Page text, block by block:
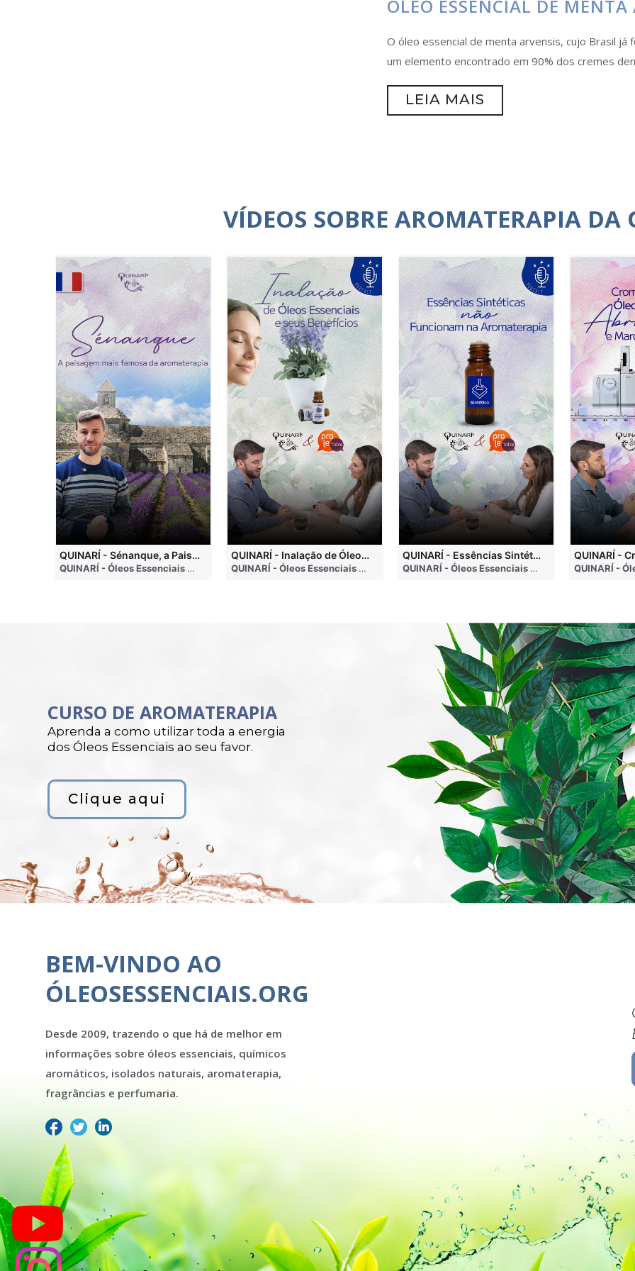
ÓLEO ESSENCIAL DE MENTA
O óleo essencial de menta arvensis, cujo Brasil
um elemento encontrado em 90% dos cremes
LEIA MAIS
VÍDEOS SOBRE AROMATERAPIA DA
• 4 months ago
QUINARÍ - Sénanque, a Paisagem Mais Famosa da Aromaterapia
QUINARÍ - Óleos Essenciais e Aromaterapia • 3 weeks ago
QUINARÍ - Inalação de Óleos Essenciais e Seus Benefícios
QUINARÍ - Óleos Essenciais e Aromaterapia • 3 months ago
QUINARÍ - Essências Sintéticas NÃO Funcionam na Aromaterapia
QUINARÍ - Óleos Essenciais e Aromaterapia • 3
CURSO DE AROMATERAPIA
Aprenda a como utilizar toda a energia
dos Óleos Essenciais ao seu favor.
Clique aqui
BEM-VINDO AO
ÓLEOSESSENCIAIS.ORG
Desde 2009, trazendo o que há de melhor em
informações sobre óleos essenciais, químicos
aromáticos, isolados naturais, aromaterapia,
fragrâncias e perfumaria.